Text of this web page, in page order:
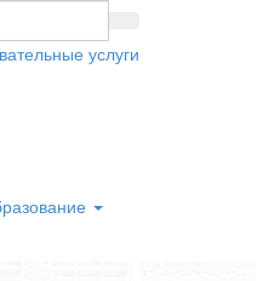
услуги